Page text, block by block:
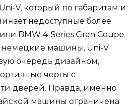
V, который по габаритам и
недоступные более
BMW 4-Series Gran Coupe.
немецкие машины, Uni-V
очередь дизайном,
черты с
дверей. Правда, именно
машины ограничена